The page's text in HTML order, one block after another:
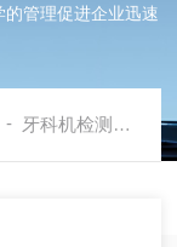
管理促进企业迅速
- 牙科机检测工具